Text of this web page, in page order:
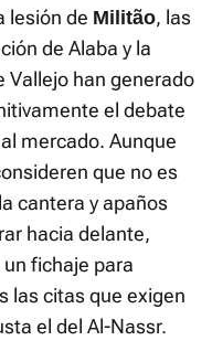
lesión de Militão, las
de Alaba y la
Vallejo han generado
el debate
mercado. Aunque
que no es
cantera y apaños
hacia delante,
fichaje para
las citas que exigen
el del Al-Nassr.